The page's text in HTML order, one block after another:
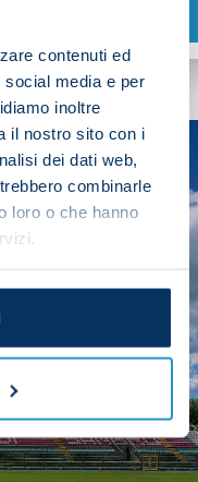
contenuti ed
social media e per
inoltre
il nostro sito con i
dei dati web,
combinarle
loro o che hanno
JOURNEY